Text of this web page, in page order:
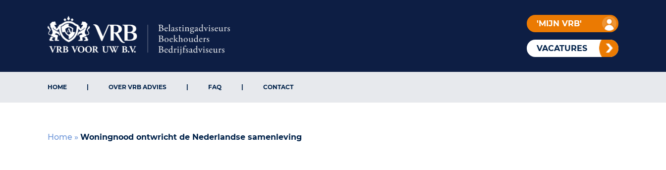
'MIJN VRB'
VACATURES
HOME OVER VRB ADVIES FAQ CONTACT
Home » Woningnood ontwricht de Nederlandse samenleving